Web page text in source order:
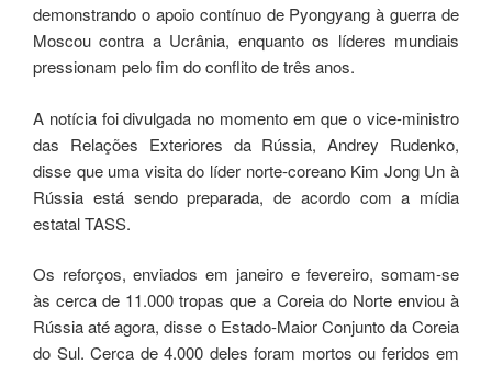
demonstrando o apoio contínuo de Pyongyang à guerra de
Moscou contra a Ucrânia, enquanto os líderes mundiais
pressionam pelo fim do conflito de três anos.
A notícia foi divulgada no momento em que o vice-ministro
das Relações Exteriores da Rússia, Andrey Rudenko,
disse que uma visita do líder norte-coreano Kim Jong Un à
Rússia está sendo preparada, de acordo com a mídia
estatal TASS.
Os reforços, enviados em janeiro e fevereiro, somam-se
às cerca de 11.000 tropas que a Coreia do Norte enviou à
Rússia até agora, disse o Estado-Maior Conjunto da Coreia
do Sul. Cerca de 4.000 deles foram mortos ou feridos em